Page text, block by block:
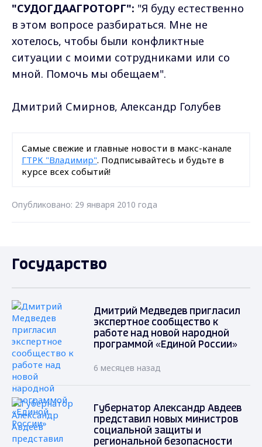
"СУДОГДААГРОТОРГ": "Я буду естественно
в этом вопросе разбираться. Мне не
хотелось, чтобы были конфликтные
ситуации с моими сотрудниками или со
мной. Помочь мы обещаем".
Дмитрий Смирнов, Александр Голубев
Самые свежие и главные новости в макс-канале
ГТРК "Владимир". Подписывайтесь и будьте в
курсе всех событий!
Опубликовано: 29 января 2010 года
Государство
Дмитрий Медведев пригласил
экспертное сообщество к
работе над новой народной
программой «Единой России»
6 месяцев назад
Губернатор Александр Авдеев
представил новых министров
социальной защиты и
региональной безопасности